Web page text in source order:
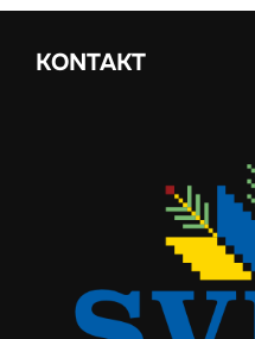
KONTAKT